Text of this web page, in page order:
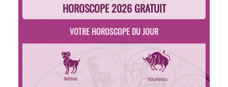
HOROSCOPE 2026 GRATUIT
VOTRE HOROSCOPE DU JOUR